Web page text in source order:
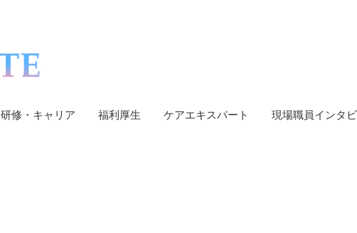
研修・キャリア 福利厚生 ケアエキスパート 現場職員インタ